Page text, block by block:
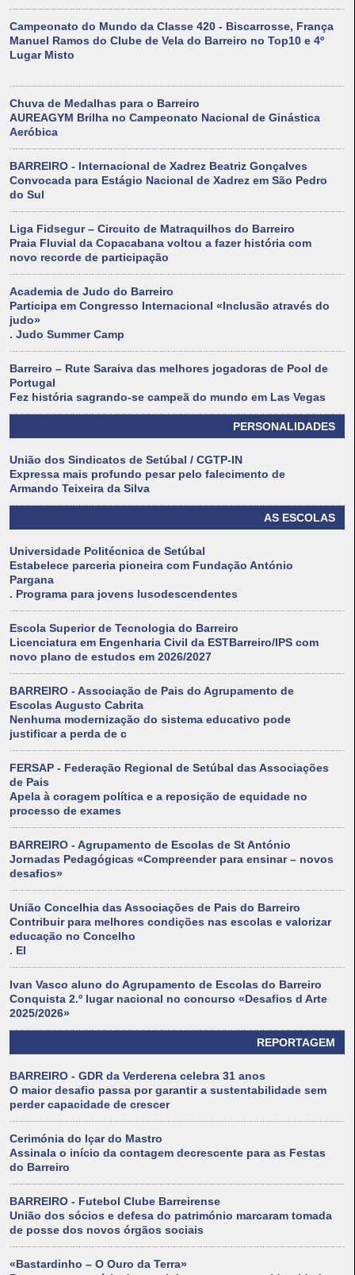
Campeonato do Mundo da Classe 420 - Biscarrosse, França
Manuel Ramos do Clube de Vela do Barreiro no Top10 e 4º
Lugar Misto
Chuva de Medalhas para o Barreiro
AUREAGYM Brilha no Campeonato Nacional de Ginástica
Aeróbica
BARREIRO - Internacional de Xadrez Beatriz Gonçalves
Convocada para Estágio Nacional de Xadrez em São Pedro
do Sul
Liga Fidsegur – Circuito de Matraquilhos do Barreiro
Praia Fluvial da Copacabana voltou a fazer história com
novo recorde de participação
Academia de Judo do Barreiro
Participa em Congresso Internacional «Inclusão através do
judo»
. Judo Summer Camp
Barreiro – Rute Saraiva das melhores jogadoras de Pool de
Portugal
Fez história sagrando-se campeã do mundo em Las Vegas
PERSONALIDADES
União dos Sindicatos de Setúbal / CGTP-IN
Expressa mais profundo pesar pelo falecimento de
Armando Teixeira da Silva
AS ESCOLAS
Universidade Politécnica de Setúbal
Estabelece parceria pioneira com Fundação António
Pargana
. Programa para jovens lusodescendentes
Escola Superior de Tecnologia do Barreiro
Licenciatura em Engenharia Civil da ESTBarreiro/IPS com
novo plano de estudos em 2026/2027
BARREIRO - Associação de Pais do Agrupamento de
Escolas Augusto Cabrita
Nenhuma modernização do sistema educativo pode
justificar a perda de c
FERSAP - Federação Regional de Setúbal das Associações
de Pais
Apela à coragem política e a reposição de equidade no
processo de exames
BARREIRO - Agrupamento de Escolas de St António
Jornadas Pedagógicas «Compreender para ensinar – novos
desafios»
União Concelhia das Associações de Pais do Barreiro
Contribuir para melhores condições nas escolas e valorizar
educação no Concelho
. El
Ivan Vasco aluno do Agrupamento de Escolas do Barreiro
Conquista 2.º lugar nacional no concurso «Desafios d Arte
2025/2026»
REPORTAGEM
BARREIRO - GDR da Verderena celebra 31 anos
O maior desafio passa por garantir a sustentabilidade sem
perder capacidade de crescer
Cerimónia do Içar do Mastro
Assinala o início da contagem decrescente para as Festas
do Barreiro
BARREIRO - Futebol Clube Barreirense
União dos sócios e defesa do património marcaram tomada
de posse dos novos órgãos sociais
«Bastardinho – O Ouro da Terra»